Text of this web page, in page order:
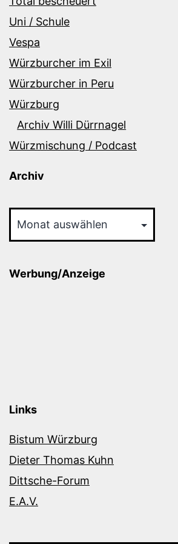
Uni / Schule
Vespa
Würzburcher im Exil
Würzburcher in Peru
Würzburg
Archiv Willi Dürrnagel
Würzmischung / Podcast
Archiv
Werbung/Anzeige
Links
Bistum Würzburg
Dieter Thomas Kuhn
Dittsche-Forum
E.A.V.